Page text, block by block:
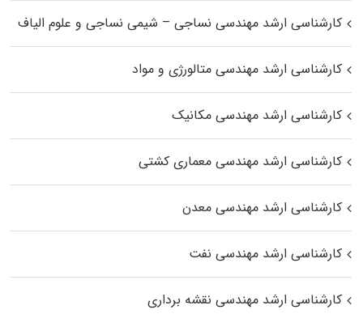
کارشناسی ارشد مهندسی نساجی – شیمی نساجی و علوم الیاف
کارشناسی ارشد مهندسی متالورژی و مواد
کارشناسی ارشد مهندسی مکانیک
کارشناسی ارشد مهندسی معماری کشتی
کارشناسی ارشد مهندسی معدن
کارشناسی ارشد مهندسی نفت
کارشناسی ارشد مهندسی نقشه برداری